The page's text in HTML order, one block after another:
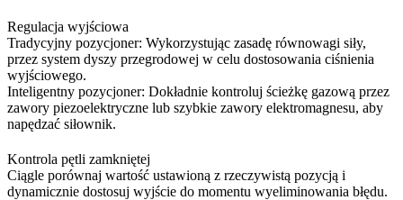
Regulacja wyjściowa
Tradycyjny pozycjoner: Wykorzystując zasadę równowagi siły,
przez system dyszy przegrodowej w celu dostosowania ciśnienia
wyjściowego.
Inteligentny pozycjoner: Dokładnie kontroluj ścieżkę gazową przez
zawory piezoelektryczne lub szybkie zawory elektromagnesu, aby
napędzać siłownik.
Kontrola pętli zamkniętej
Ciągle porównaj wartość ustawioną z rzeczywistą pozycją i
dynamicznie dostosuj wyjście do momentu wyeliminowania błędu.